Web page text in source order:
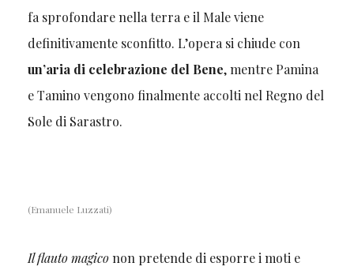
fa sprofondare nella terra e il Male viene
definitivamente sconfitto. L’opera si chiude con
un’aria di celebrazione del Bene, mentre Pamina
e Tamino vengono finalmente accolti nel Regno del
Sole di Sarastro.
(Emanuele Luzzati)
Il flauto magiconon pretende di esporre i moti e